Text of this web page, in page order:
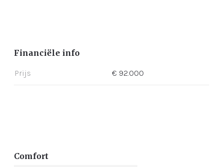
Financiële info
Prijs € 92.000
Comfort